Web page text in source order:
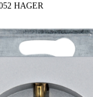
HAGER